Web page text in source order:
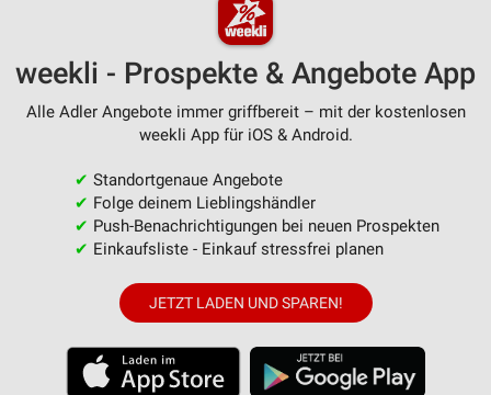
weekli - Prospekte & Angebote App
Alle Adler Angebote immer griffbereit – mit der kostenlosen
weekli App für iOS & Android.
✔ Standortgenaue Angebote
✔ Folge deinem Lieblingshändler
✔ Push-Benachrichtigungen bei neuen Prospekten
✔ Einkaufsliste - Einkauf stressfrei planen
JETZT LADEN UND SPAREN!